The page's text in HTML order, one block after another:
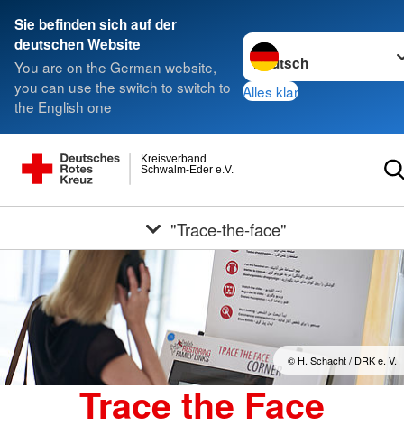
Sie befinden sich auf der
deutschen Website
You are on the German website,
you can use the switch to switch to
the English one
Sprache wechseln zu
Alles klar
Schwalm-Eder e.V.
Kreisverband
"Trace-the-face"
© H. Schacht / DRK e. V.
Trace the Face